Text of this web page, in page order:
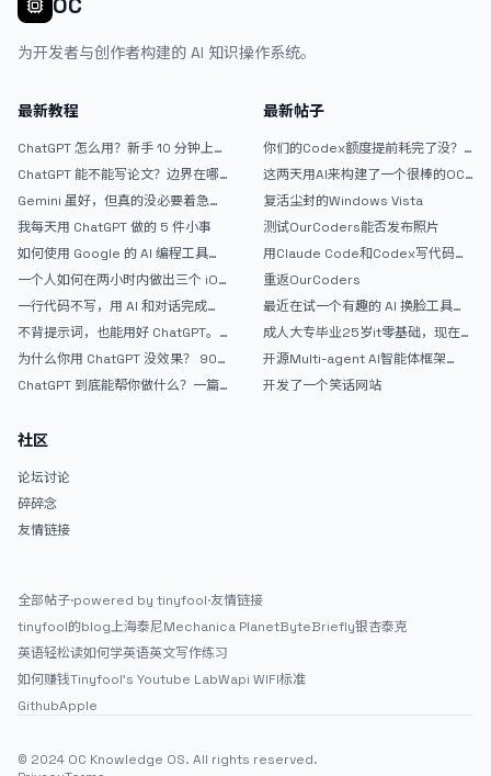
为开发者与创作者构建的 AI 知识操作系统。
最新教程
ChatGPT 怎么用？新手 10 分钟上手
ChatGPT 能不能写论文？边界在哪
Gemini 虽好，但真的没必要着急放
弃 ChatGPT
我每天用 ChatGPT 做的 5 件小事
如何使用 Google 的 AI 编程工具
AntiGravity：独立开发者的新时代
武器
一个人如何在两小时内做出三个 iOS
APP？｜AntiGravity + Gemini 3 实
战完整记录
一行代码不写，用 AI 和对话完成一
个完整网站：《图书天堂》实战记录
不背提示词，也能用好 ChatGPT。
一个万能提问模板
为什么你用 ChatGPT 没效果？ 90%
的人第一步就问错了
ChatGPT 到底能帮你做什么？一篇
最新帖子
你们的Codex额度提前耗完了没？
戒断反应如何？
这两天用AI来构建了一个很棒的OC
论坛精华区
复活尘封的Windows Vista
测试OurCoders能否发布照片
用Claude Code和Codex写代码真
的爽，但是App怎么挣钱还是很难啊
重返OurCoders
最近在试一个有趣的 AI 换脸工具，
效果挺不错
成人大专毕业25岁it零基础，现在想
考软件设计师，有什么好的建议吗，
谢谢！
开源Multi-agent AI智能体框架
aevatar.ai，欢迎大家贡献代码
开发了一个笑话网站
社区
论坛讨论
碎碎念
友情链接
全部帖子·powered by tinyfool·友情链接
tinyfool的blog上海泰尼Mechanica PlanetByteBriefly银杏泰克
英语轻松读如何学英语英文写作练习
如何赚钱Tinyfool's Youtube LabWapi WIFI标准
GithubApple
© 2024 OC Knowledge OS. All rights reserved.